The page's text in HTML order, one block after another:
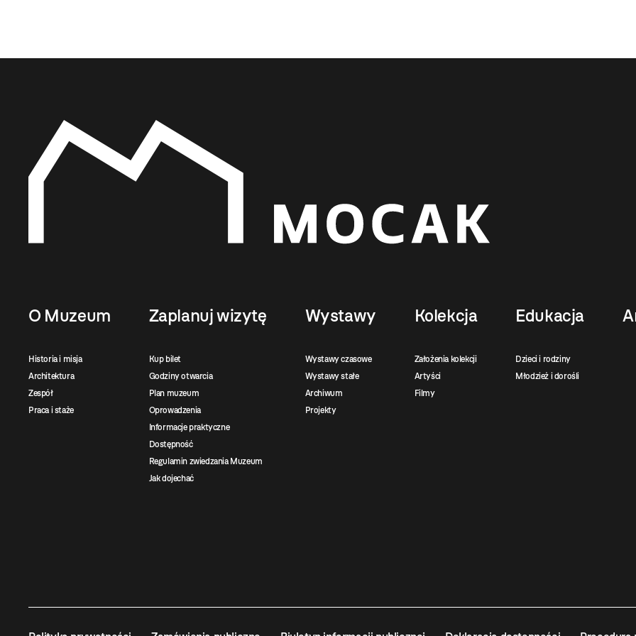
O Muzeum
Historia i misja
Architektura
Zespół
Praca i staże
Zaplanuj wizytę
Kup bilet
Godziny otwarcia
Plan muzeum
Oprowadzenia
Informacje praktyczne
Dostępność
Regulamin zwiedzania Muzeum
Jak dojechać
Wystawy
Wystawy czasowe
Wystawy stałe
Archiwum
Projekty
Kolekcja
Założenia kolekcji
Artyści
Filmy
Edukacja
Dzieci i rodziny
Młodzież i dorośli